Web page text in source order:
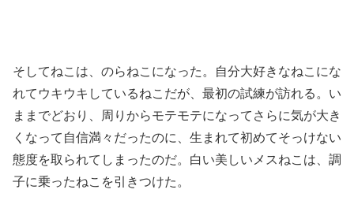
そしてねこは、のらねこになった。自分大好きなねこにな
れてウキウキしているねこだが、最初の試練が訪れる。い
ままでどおり、周りからモテモテになってさらに気が大き
くなって自信満々だったのに、生まれて初めてそっけない
態度を取られてしまったのだ。白い美しいメスねこは、調
子に乗ったねこを引きつけた。